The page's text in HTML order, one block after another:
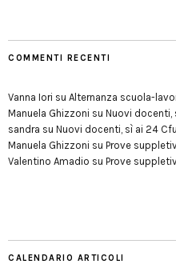
COMMENTI RECENTI
Vanna Iori su Alternanza scuola-
Manuela Ghizzoni su Nuovi docenti,
sandra su Nuovi docenti, sì ai 24
Manuela Ghizzoni su Prove
Valentino Amadio su Prove
CALENDARIO ARTICOLI